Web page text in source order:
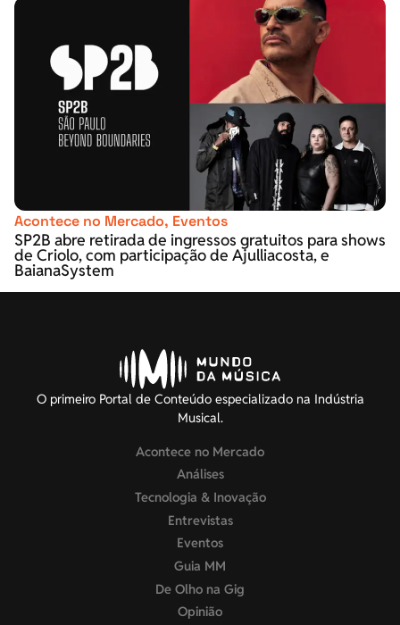
Acontece no Mercado, Eventos
SP2B abre retirada de ingressos gratuitos para shows
de Criolo, com participação de Ajulliacosta, e
BaianaSystem
O primeiro Portal de Conteúdo especializado na Indústria
Musical.
Acontece no Mercado
Análises
Tecnologia & Inovação
Entrevistas
Eventos
Guia MM
De Olho na Gig
Opinião